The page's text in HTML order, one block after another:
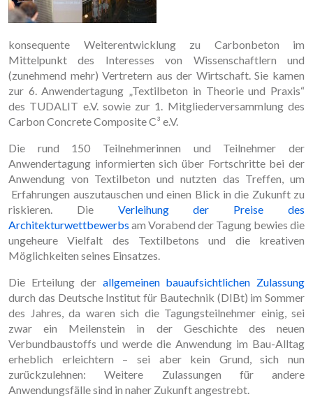
konsequente Weiterentwicklung zu Carbonbeton im
Mittelpunkt des Interesses von Wissenschaftlern und
(zunehmend mehr) Vertretern aus der Wirtschaft. Sie kamen
zur 6. Anwendertagung „Textilbeton in Theorie und Praxis“
des TUDALIT e.V. sowie zur 1. Mitgliederversammlung des
Carbon Concrete Composite C³ e.V.
Die rund 150 Teilnehmerinnen und Teilnehmer der
Anwendertagung informierten sich über Fortschritte bei der
Anwendung von Textilbeton und nutzten das Treffen, um
Erfahrungen auszutauschen und einen Blick in die Zukunft zu
riskieren. Die Verleihung der Preise des
Architekturwettbewerbs am Vorabend der Tagung bewies die
ungeheure Vielfalt des Textilbetons und die kreativen
Möglichkeiten seines Einsatzes.
Die Erteilung der allgemeinen bauaufsichtlichen Zulassung
durch das Deutsche Institut für Bautechnik (DIBt) im Sommer
des Jahres, da waren sich die Tagungsteilnehmer einig, sei
zwar ein Meilenstein in der Geschichte des neuen
Verbundbaustoffs und werde die Anwendung im Bau-Alltag
erheblich erleichtern – sei aber kein Grund, sich nun
zurückzulehnen: Weitere Zulassungen für andere
Anwendungsfälle sind in naher Zukunft angestrebt.